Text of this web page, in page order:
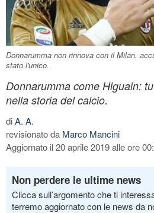
Donnarumma non rinnova con il Milan,
stato l'unico.
Donnarumma come Higuain:
nella storia del calcio.
diA. A.
revisionato da Marco Mancini
Aggiornato il 20 aprile 2019 alle ore
Non perdere le ultime news
Clicca sull’argomento che ti
terremo aggiornato con le news da